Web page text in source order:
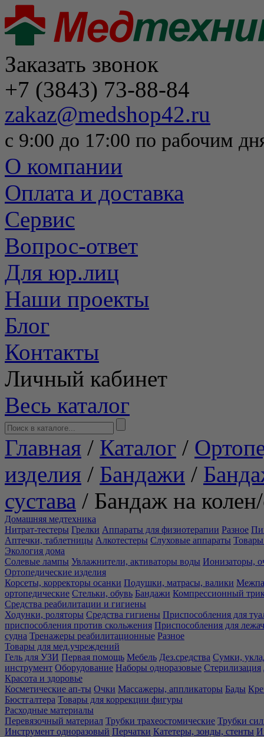
Заказать звонок
+7 (3843) 73-88-84
zakaz@medshop42.ru
с 9:00 до 17:00 по рабочим
О компании
Оплата и доставка
Сервис
Вопрос-ответ
Для юр.лиц
Наши проекты
Блог
Контакты
Личный кабинет
Весь каталог
Главная / Каталог /
изделия / Бандажи /
сустава / Бандаж на
Домашняя медтехника
Нитрат-тестеры Грелки Аппараты для физиотерапии Разное
Аптечки, таблетницы Алкотестеры Слуховые аппараты Товары
Экология дома
Солевые лампы Увлажнители, активаторы воды Ионизаторы,
Ортопедические изделия
Корсеты, корректоры осанки Подушки, матрасы, валики
ортопедические Стельки, обувь Бандажи Компрессионный
Средства реабилитации и гигиены
Ходунки, роляторы Средства гигиены Приспособления для
приспособления против скольжения Приспособления для
судна Тренажеры реабилитационные Разное
Товары для мед.учреждений
Гель для УЗИ Первая помощь Мебель Дез.средства Сумки,
инструмент Оборудование Наборы одноразовые Стерилизация
Красота и здоровье
Косметические ап-ты Очки Массажеры, аппликаторы Бады
Бюстгалтера Товары для коррекции фигуры
Расходные материалы
Перевязочный материал Трубки трахеостомические Трубки
Инструмент одноразовый Перчатки Катетеры, зонды, стенты